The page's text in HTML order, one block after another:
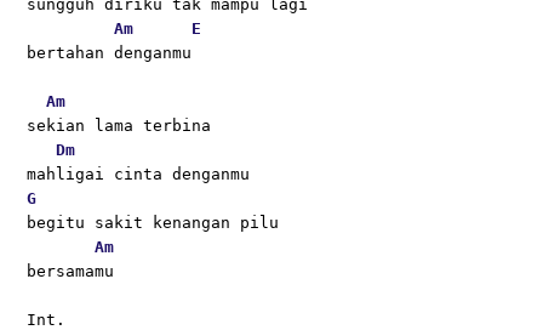
sungguh diriku tak mampu lagi
Am
E
bertahan denganmu
Am
sekian lama terbina
Dm
mahligai cinta denganmu
G
begitu sakit kenangan pilu
Am
bersamamu
Int.